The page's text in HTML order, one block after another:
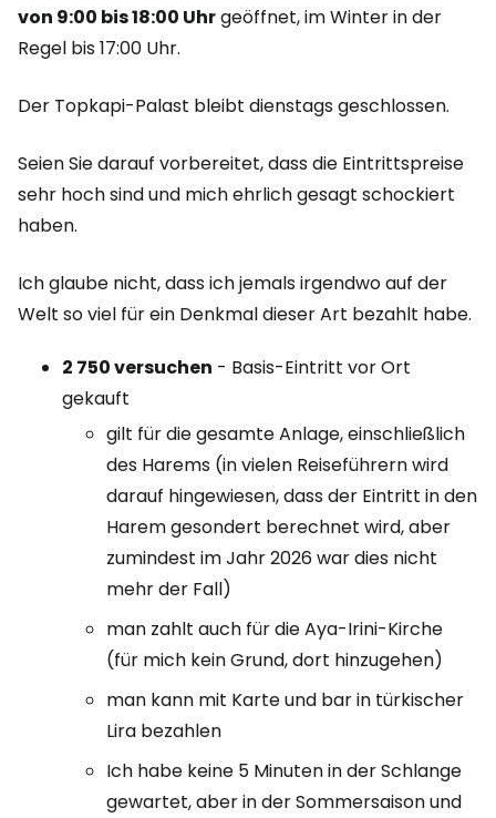
von 9:00 bis 18:00 Uhrgeöffnet, im Winter in der
Regel bis 17:00 Uhr.
Der Topkapi-Palast bleibt dienstags geschlossen.
Seien Sie darauf vorbereitet, dass die Eintrittspreise
sehr hoch sind und mich ehrlich gesagt schockiert
haben.
Ich glaube nicht, dass ich jemals irgendwo auf der
Welt so viel für ein Denkmal dieser Art bezahlt habe.
2 750 versuchen - Basis-Eintritt vor Ort
gekauft
gilt für die gesamte Anlage, einschließlich
des Harems (in vielen Reiseführern wird
darauf hingewiesen, dass der Eintritt in den
Harem gesondert berechnet wird, aber
zumindest im Jahr 2026 war dies nicht
mehr der Fall)
man zahlt auch für die Aya-Irini-Kirche
(für mich kein Grund, dort hinzugehen)
man kann mit Karte und bar in türkischer
Lira bezahlen
Ich habe keine 5 Minuten in der Schlange
gewartet, aber in der Sommersaison und